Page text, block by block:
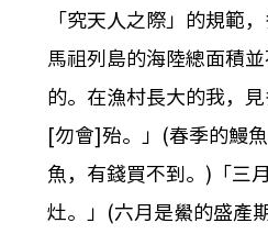
「究天人之際」的規範
馬祖列島的海陸總面積
的。在漁村長大的我，
[勿會]殆。」(春季的鰻
魚，有錢買不到。)「三
灶。」(六月是鱟的盛產